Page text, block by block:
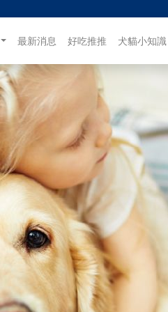
最新消息 好吃推推 犬貓小知識